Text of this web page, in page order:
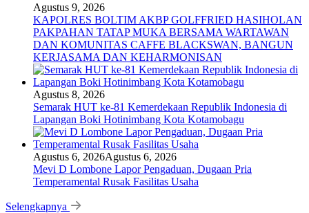
Agustus 9, 2026
KAPOLRES BOLTIM AKBP GOLFFRIED HASIHOLAN
PAKPAHAN TATAP MUKA BERSAMA WARTAWAN
DAN KOMUNITAS CAFFE BLACKSWAN, BANGUN
KERJASAMA DAN KEHARMONISAN
Agustus 8, 2026
Semarak HUT ke-81 Kemerdekaan Republik Indonesia di
Lapangan Boki Hotinimbang Kota Kotamobagu
Agustus 6, 2026Agustus 6, 2026
Mevi D Lombone Lapor Pengaduan, Dugaan Pria
Temperamental Rusak Fasilitas Usaha
Selengkapnya